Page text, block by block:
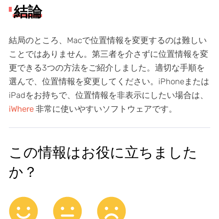
結論
結局のところ、Macで位置情報を変更するのは難しい
ことではありません。第三者を介さずに位置情報を変
更できる3つの方法をご紹介しました。適切な手順を
選んで、位置情報を変更してください。iPhoneまたは
iPadをお持ちで、位置情報を非表示にしたい場合は、
iWhere非常に使いやすいソフトウェアです。
この情報はお役に立ちました
か？